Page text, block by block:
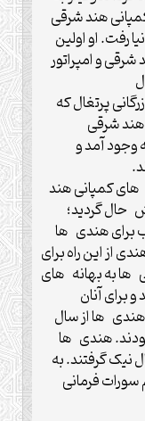
هند شرقی
رفت. او اولین
و امپراتور
بازرگانی پرتغال که
شرقی
وجود آمد و
کمپانی هند
حال گردید؛
برای هندی ها
از این راه برای
ها به بهانه های
برای آنان
ها از سال
بودند. هندی ها
نیک گرفتند. به
سورات فرمانی